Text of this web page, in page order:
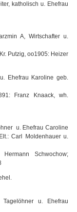
katholisch u. Ehefrau
A, Wirtschafter u.
Putzig, oo1905: Heizer
Ehefrau Karoline geb.
Franz Knaack, wh.
u. Ehefrau Caroline
Carl Moldenhauer u.
Schwochow;
u. Ehefrau